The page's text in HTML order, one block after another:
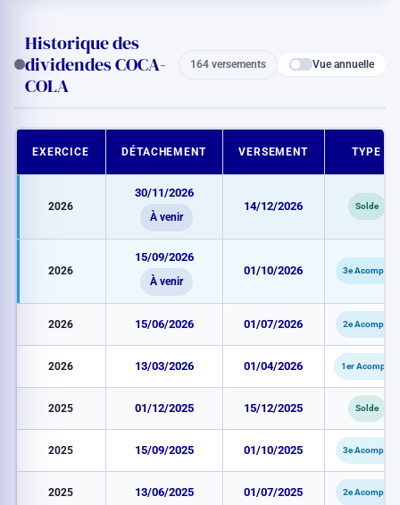
Historique des
dividendes COCA-
COLA
164 versements Vue annuelle
EXERCICE DÉTACHEMENT VERSEMENT TYPE
2026
30/11/2026
À venir
14/12/2026 Solde
2026
15/09/2026
À venir
01/10/2026 3e Acompte
2026 15/06/2026 01/07/2026 2e Acompte
2026 13/03/2026 01/04/2026 1er Acompte
2025 01/12/2025 15/12/2025 Solde
2025 15/09/2025 01/10/2025 3e Acompte
2025 13/06/2025 01/07/2025 2e Acompte